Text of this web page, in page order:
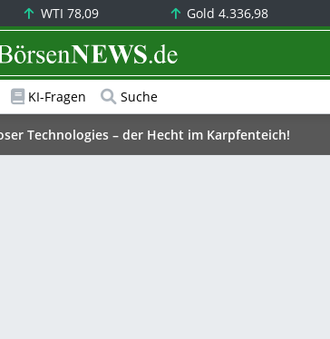
WTI 78,09 Gold4.336,98
BörsenNEWS.de
KI-Fragen Suche
Technologies – der Hecht im Karpfenteich!